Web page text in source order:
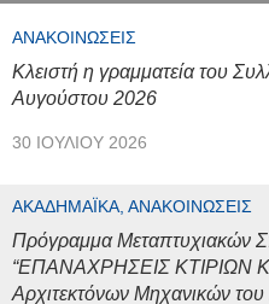
ΑΝΑΚΟΙΝΏΣΕΙΣ
Κλειστή η γραμματεία του
Αυγούστου 2026
30 ΙΟΥΛΊΟΥ 2026
ΑΚΑΔΗΜΑΪΚΆ, ΑΝΑΚΟΙΝΏΣΕΙΣ
Πρόγραμμα Μεταπτυχιακών
“ΕΠΑΝΑΧΡΗΣΕΙΣ ΚΤΙΡΙΩΝ
Αρχιτεκτόνων Μηχανικών